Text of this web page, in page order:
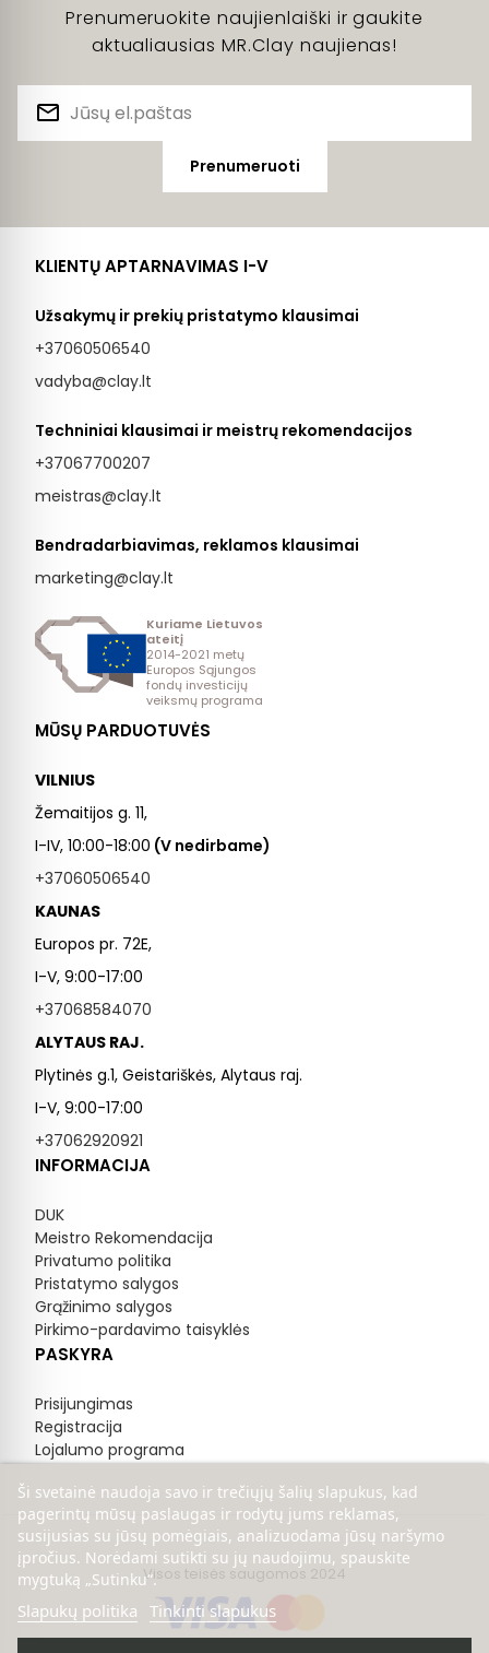
Prenumeruokite naujienlaiški ir gaukite
aktualiausias MR.Clay naujienas!
Prenumeruoti
KLIENTŲ APTARNAVIMAS I-V
Užsakymų ir prekių pristatymo klausimai
+37060506540
vadyba@clay.lt
Techniniai klausimai ir meistrų rekomendacijos
+37067700207
meistras@clay.lt
Bendradarbiavimas, reklamos klausimai
marketing@clay.lt
Kuriame Lietuvos
ateitį
2014-2021 metų
Europos Sąjungos
fondų investicijų
veiksmų programa
MŪSŲ PARDUOTUVĖS
VILNIUS
Žemaitijos g. 11,
I-IV, 10:00-18:00 (V nedirbame)
+37060506540
KAUNAS
Europos pr. 72E,
I-V, 9:00-17:00
+37068584070
ALYTAUS RAJ.
Plytinės g.1, Geistariškės, Alytaus raj.
I-V, 9:00-17:00
+37062920921
INFORMACIJA
DUK
Meistro Rekomendacija
Privatumo politika
Pristatymo salygos
Grąžinimo salygos
Pirkimo-pardavimo taisyklės
PASKYRA
Prisijungimas
Registracija
Lojalumo programa
Ši svetainė naudoja savo ir trečiųjų šalių slapukus, kad
pagerintų mūsų paslaugas ir rodytų jums reklamas,
susijusias su jūsų pomėgiais, analizuodama jūsų naršymo
įpročius. Norėdami sutikti su jų naudojimu, spauskite
mygtuką „Sutinku“.
Slapukų politika Tinkinti slapukus
Visos teisės saugomos 2024